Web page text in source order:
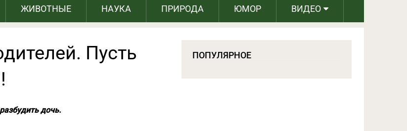
ЖИВОТНЫЕ НАУКА ПРИРОДА ЮМОР ВИДЕО
Пусть
дочь.
ПОПУЛЯРНОЕ